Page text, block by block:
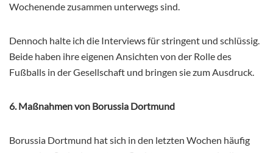
Wochenende zusammen unterwegs sind.
Dennoch halte ich die Interviews für stringent und schlüssig.
Beide haben ihre eigenen Ansichten von der Rolle des
Fußballs in der Gesellschaft und bringen sie zum Ausdruck.
6. Maßnahmen von Borussia Dortmund
Borussia Dortmund hat sich in den letzten Wochen häufig